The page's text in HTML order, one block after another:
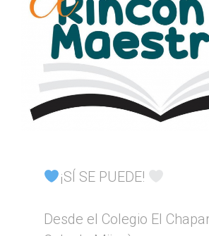
¡SÍ SE PUEDE!
Desde el Colegio El